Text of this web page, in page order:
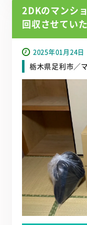
2DKのマンシ
回収させてい
2025年01月24日
栃木県足利市／